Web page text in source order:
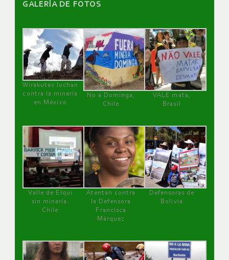
GALERÌA DE FOTOS
Wirakutas luchan
contra la minería
en México
No a Dominga,
Chile
VALE mata,
Brasil
Valle de Elqui
sin minería.
Chile
Atentan contra
la Defensora
Francisca
Márquez
Defensoras de
Bolivia